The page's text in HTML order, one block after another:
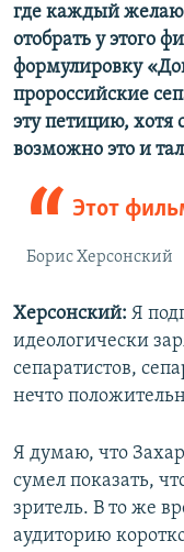
где каждый
отобрать у этого
формулировку
пророссийские
эту петицию, хотя
возможно это и
Этот
Борис Херсонский
Херсонский: Я
идеологически
сепаратистов,
нечто
Я думаю, что
сумел показать,
зритель. В то же
аудиторию